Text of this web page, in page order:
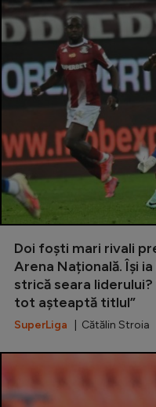
Doi foști mari rivali
Arena Națională. Își
strică seara liderului?
tot așteaptă titlul”
SuperLiga | Cătălin Stroia